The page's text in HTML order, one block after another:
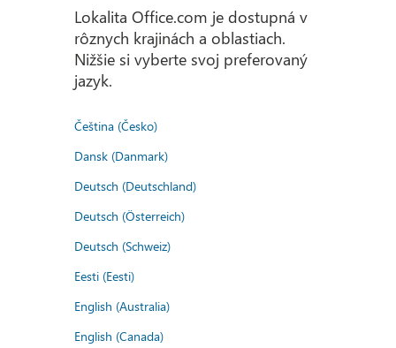
Lokalita Office.com je dostupná v
rôznych krajinách a oblastiach.
Nižšie si vyberte svoj preferovaný
jazyk.
Čeština (Česko)
Dansk (Danmark)
Deutsch (Deutschland)
Deutsch (Österreich)
Deutsch (Schweiz)
Eesti (Eesti)
English (Australia)
English (Canada)